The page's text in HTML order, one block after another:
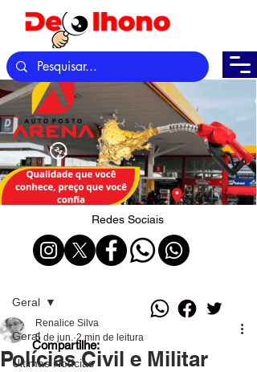
Redes Sociais
Geral
Últimas Notícias
Geral
Polícias Civil e Militar
Renalice Silva
5 de jun. 2 min de leitura
Compartilhe: